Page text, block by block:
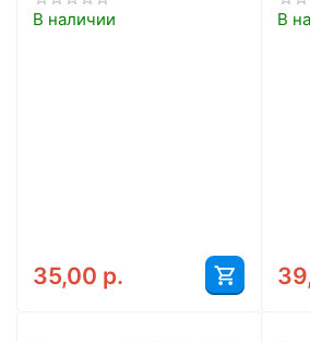
В наличии
35,00 р.
В